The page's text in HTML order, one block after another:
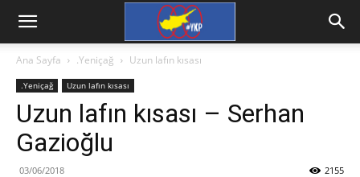
Ana Sayfa .Yeniçağ Uzun lafın kısası
.Yeniçağ Uzun lafın kısası
Uzun lafın kısası – Serhan
Gazioğlu
03/06/2018 2155